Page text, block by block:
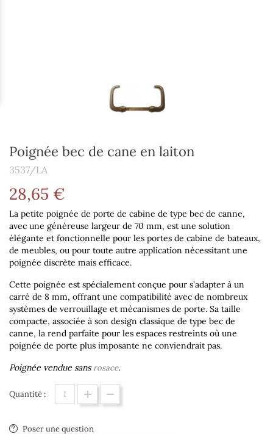
Poignée bec de cane en laiton
3537/LA
28,65 €
La petite poignée de porte de cabine de type bec de canne,
avec une généreuse largeur de 70 mm, est une solution
élégante et fonctionnelle pour les portes de cabine de bateaux,
de meubles, ou pour toute autre application nécessitant une
poignée discrète mais efficace.
Cette poignée est spécialement conçue pour s'adapter à un
carré de 8 mm, offrant une compatibilité avec de nombreux
systèmes de verrouillage et mécanismes de porte. Sa taille
compacte, associée à son design classique de type bec de
canne, la rend parfaite pour les espaces restreints où une
poignée de porte plus imposante ne conviendrait pas.
Poignée vendue sans rosace.
Quantité :
Poser une question